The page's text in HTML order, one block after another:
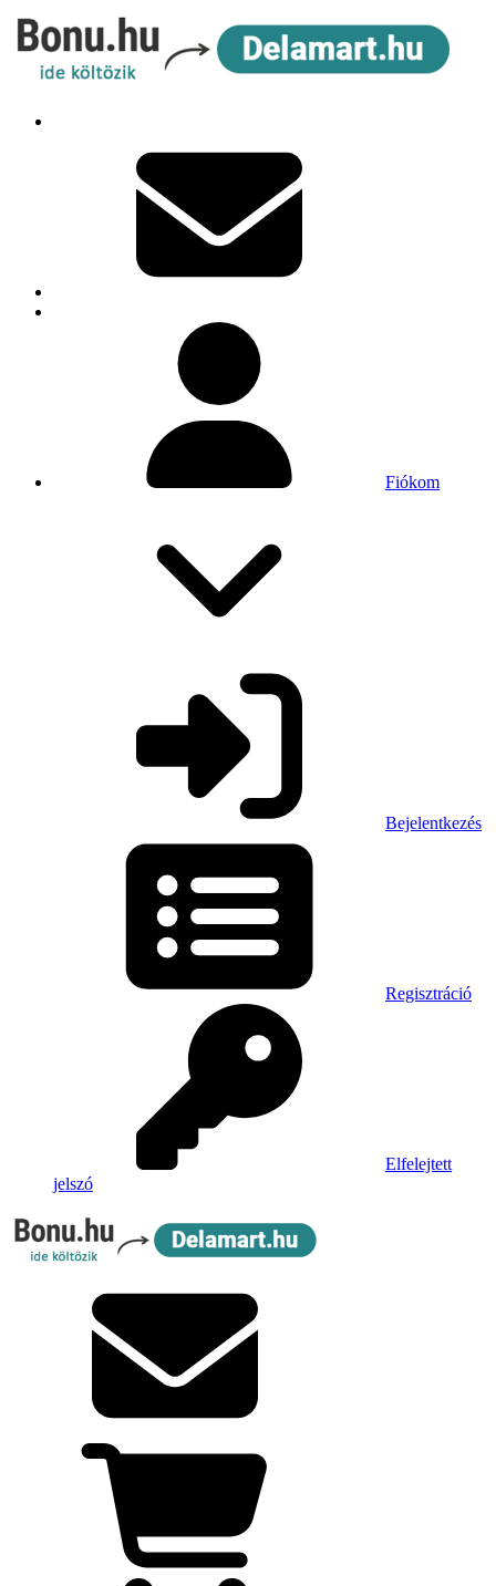
Fiókom
Bejelentkezés
Regisztráció
Elfelejtett
jelszó